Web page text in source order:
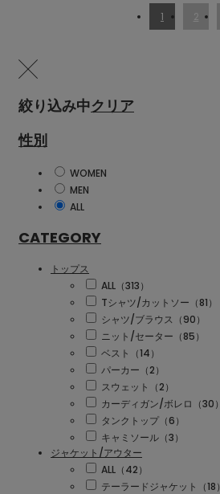
1 2
絞り込み中クリア
性別
WOMEN
MEN
ALL
CATEGORY
トップス
ALL（313）
Tシャツ/カットソー（81）
シャツ/ブラウス（90）
ニット/セーター（85）
ベスト（14）
パーカー（2）
スウェット（2）
カーディガン/ボレロ（30）
タンクトップ（6）
キャミソール（3）
ジャケット/アウター
ALL（42）
テーラードジャケット（18）